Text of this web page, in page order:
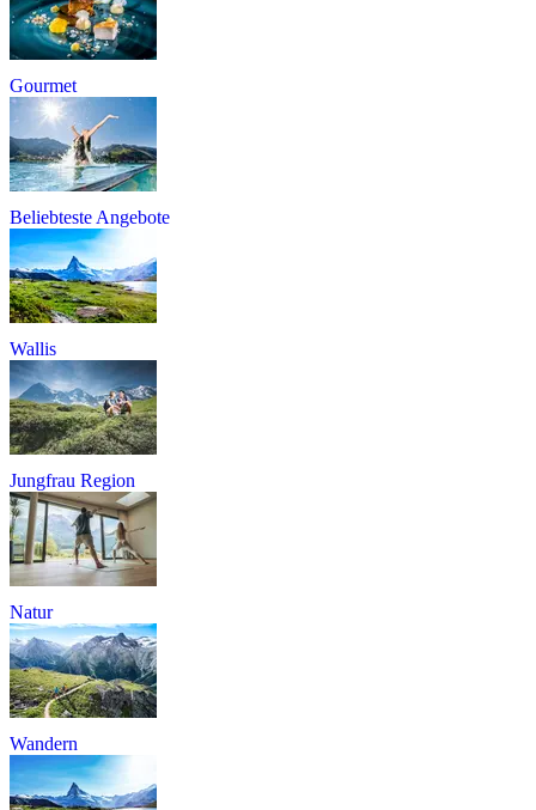
Gourmet
Beliebteste Angebote
Wallis
Jungfrau Region
Natur
Wandern